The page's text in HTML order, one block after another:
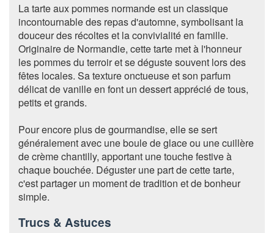
La tarte aux pommes normande est un classique
incontournable des repas d'automne, symbolisant la
douceur des récoltes et la convivialité en famille.
Originaire de Normandie, cette tarte met à l'honneur
les pommes du terroir et se déguste souvent lors des
fêtes locales. Sa texture onctueuse et son parfum
délicat de vanille en font un dessert apprécié de tous,
petits et grands.
Pour encore plus de gourmandise, elle se sert
généralement avec une boule de glace ou une cuillère
de crème chantilly, apportant une touche festive à
chaque bouchée. Déguster une part de cette tarte,
c'est partager un moment de tradition et de bonheur
simple.
Trucs & Astuces